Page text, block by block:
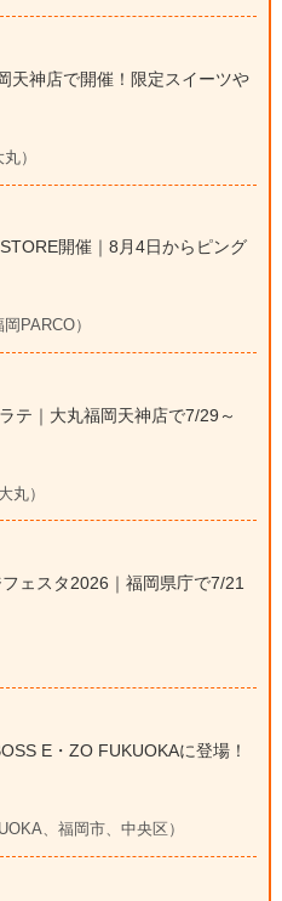
天神店で開催！限定スイーツや
）
開催｜8月4日からピング
PARCO）
テ｜大丸福岡天神店で7/29～
丸）
ェスタ2026｜福岡県庁で7/21
E・ZO FUKUOKAに登場！
、福岡市、中央区）